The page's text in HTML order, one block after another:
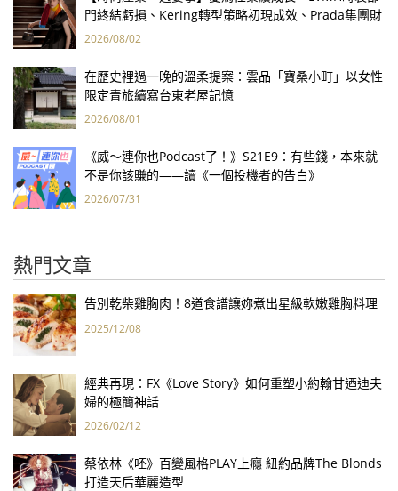
門終結虧損、Kering轉型策略初現成效、Prada集團財
報亮眼
2026/08/02
在歷史裡過一晚的溫柔提案：雲品「寶桑小町」以女性
限定青旅續寫台東老屋記憶
2026/08/01
《威～連你也Podcast了！》S21E9：有些錢，本來就
不是你該賺的——讀《一個投機者的告白》
2026/07/31
熱門文章
告別乾柴雞胸肉！8道食譜讓妳煮出星級軟嫩雞胸料理
2025/12/08
經典再現：FX《Love Story》如何重塑小約翰甘迺迪夫
婦的極簡神話
2026/02/12
蔡依林《呸》百變風格PLAY上癮 紐約品牌The Blonds
打造天后華麗造型